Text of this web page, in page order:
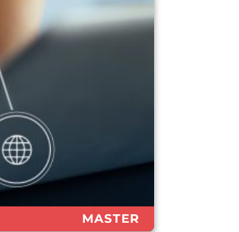
MASTER